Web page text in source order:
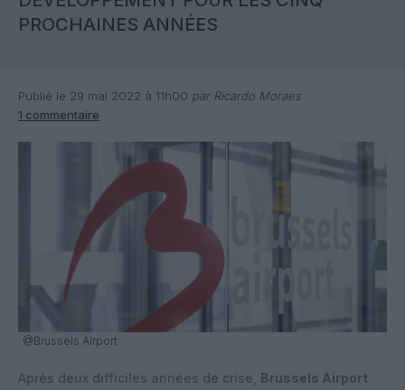
PROCHAINES ANNÉES
Publié le 29 mai 2022 à 11h00 par Ricardo Moraes
1 commentaire
@Brussels Airport
Après deux difficiles années de crise, Brussels Airport